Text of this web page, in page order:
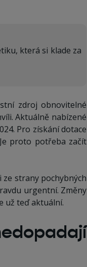
která si klade za
zdroj obnovitelné
Aktuálně nabízené
Pro získání dotace
proto potřeba začít
strany pochybných
urgentní. Změny
už teď aktuální.